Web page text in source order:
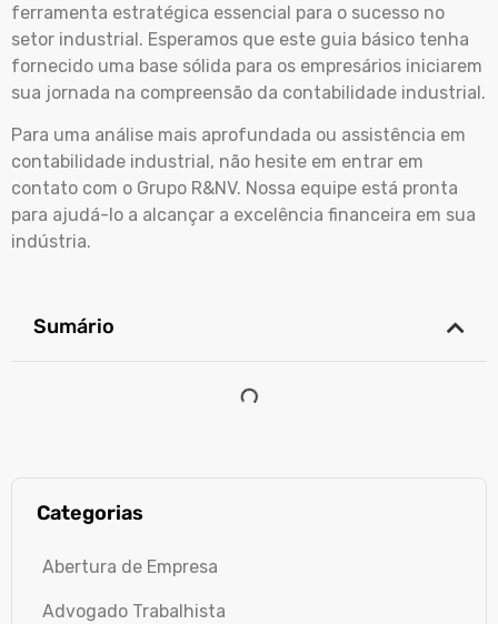
ferramenta estratégica essencial para o sucesso no
setor industrial. Esperamos que este guia básico tenha
fornecido uma base sólida para os empresários iniciarem
sua jornada na compreensão da contabilidade industrial.
Para uma análise mais aprofundada ou assistência em
contabilidade industrial, não hesite em entrar em
contato com o Grupo R&NV. Nossa equipe está pronta
para ajudá-lo a alcançar a excelência financeira em sua
indústria.
Sumário
Categorias
Abertura de Empresa
Advogado Trabalhista